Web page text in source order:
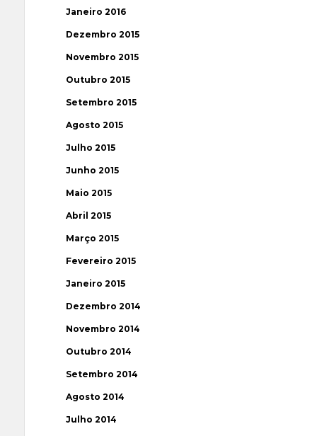
Janeiro 2016
Dezembro 2015
Novembro 2015
Outubro 2015
Setembro 2015
Agosto 2015
Julho 2015
Junho 2015
Maio 2015
Abril 2015
Março 2015
Fevereiro 2015
Janeiro 2015
Dezembro 2014
Novembro 2014
Outubro 2014
Setembro 2014
Agosto 2014
Julho 2014